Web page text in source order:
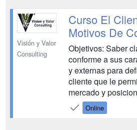
través de medios
conocidos y
Visión y Valor
Consulting
Curso El
Motivos De
Objetivos: Saber
conforme a sus
y externas para
cliente que le
mercado y
Conocer las
que definen al
Online